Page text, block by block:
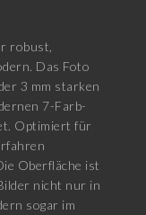
robust,
Das Foto
3 mm starken
7-Farb-
Optimiert für
Oberfläche ist
nicht nur in
sogar im